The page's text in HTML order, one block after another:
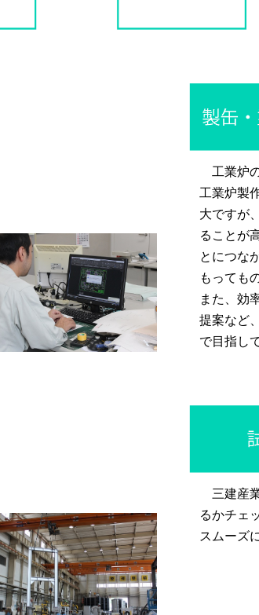
工業炉
工業炉製
大ですが
ることが
とにつな
もっても
また、効
提案など
で目指し
三建産
るかチェ
スムーズ